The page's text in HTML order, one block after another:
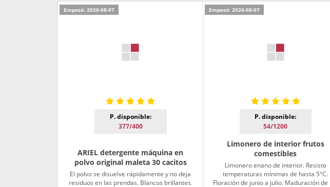
Empezó: 2026-08-07
P. disponible:
377/400
ARIEL detergente máquina en
polvo original maleta 30 cacitos
El polvo se disuelve rápidamente y no deja
residuos en las prendas. Blancos brillantes.
Empezó: 2026-08-07
P. disponible:
54/1200
Limonero de interior frutos
comestibles
Limonero enano de interior. Resiste
temperaturas mínimas de hasta 5ºC.
Floración de junio a julio. Maduración de